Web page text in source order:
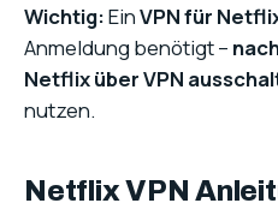
Wichtig:EinVPN für
Anmeldung benötigt –
Netflix über VPN
nutzen.
Netflix VPN